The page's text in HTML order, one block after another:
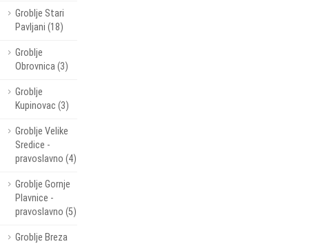
Groblje Stari
Pavljani (18)
Groblje
Obrovnica (3)
Groblje
Kupinovac (3)
Groblje Velike
Sredice -
pravoslavno (4)
Groblje Gornje
Plavnice -
pravoslavno (5)
Groblje Breza